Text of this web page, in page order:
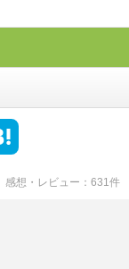
感想・レビュー 631 件